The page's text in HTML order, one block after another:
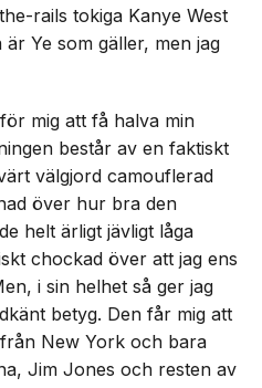
rails tokiga Kanye West
Ye som gäller, men jag
mig att få halva min
består av en faktiskt
välgjord camouflerad
över hur bra den
helt ärligt jävligt låga
chockad över att jag ens
i sin helhet så ger jag
betyg. Den får mig att
New York och bara
Jim Jones och resten av